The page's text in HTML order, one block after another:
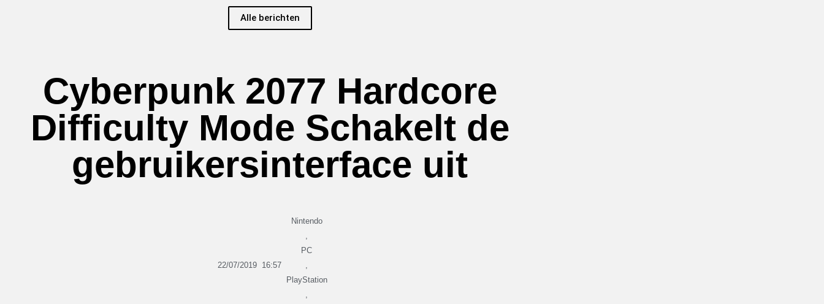
Alle berichten
Cyberpunk 2077 Hardcore
Difficulty Mode Schakelt de
gebruikersinterface uit
22/07/2019 16:57
Nintendo
,
PC
,
PlayStation
,